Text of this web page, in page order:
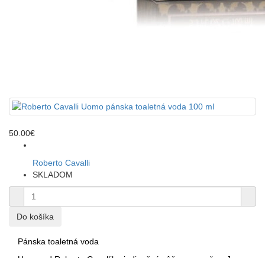
50.00€
Roberto Cavalli
SKLADOM
Pánska toaletná voda